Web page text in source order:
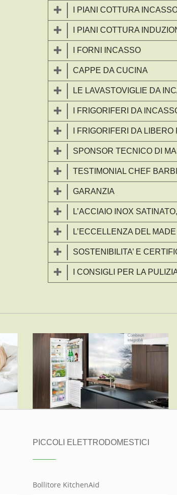
I PIANI COTTURA
I PIANI COTTURA
I FORNI INCASSO
CAPPE DA CUCINA
LE LAVASTOVIGLIE DA
I FRIGORIFERI DA
I FRIGORIFERI DA
SPONSOR TECNICO DI
TESTIMONIAL CHEF
GARANZIA
L’ACCIAIO INOX
L’ECCELLENZA DEL
SOSTENIBILITA’ E
I CONSIGLI PER LA
FRIGORIFERI LIEBHERR
ALTRE MARCHE, LIEBHERR
PICCOLI ELETTRODOMESTICI
Bollitore KitchenAid